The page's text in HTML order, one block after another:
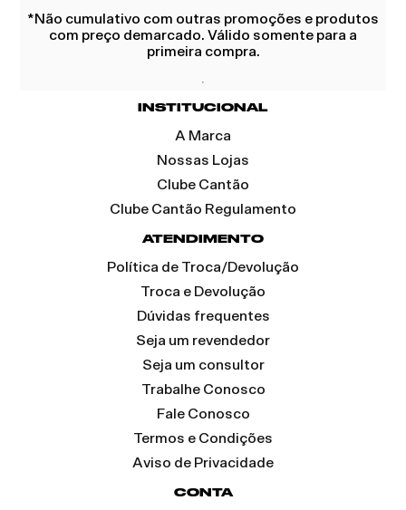
*Não cumulativo com outras promoções e produtos
com preço demarcado. Válido somente para a
primeira compra.
INSTITUCIONAL
A Marca
Nossas Lojas
Clube Cantão
Clube Cantão Regulamento
ATENDIMENTO
Política de Troca/Devolução
Troca e Devolução
Dúvidas frequentes
Seja um revendedor
Seja um consultor
Trabalhe Conosco
Fale Conosco
Termos e Condições
Aviso de Privacidade
CONTA